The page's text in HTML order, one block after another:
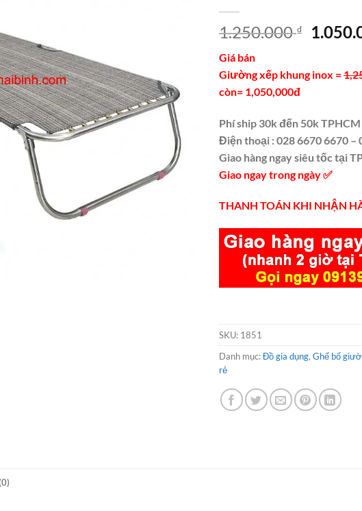
1.250.000₫
Giá
Giá bán
Giường xếp khung inox =
còn= 1,050,000đ
Phí ship 30k đến 50k
Điện thoại : 028 6670 6670 –
Giao hàng ngay siêu tốc tại
Giao ngay trong ngày✅
THANH TOÁN KHI NHẬN
SKU: 1851
Danh mục:Đồ gia dụng, Ghế bố
rẻ